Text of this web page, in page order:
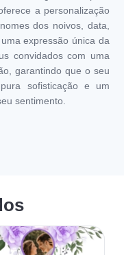
a personalização
dos noivos, data,
expressão única da
convidados com uma
garantindo que o seu
sofisticação e um
sentimento.